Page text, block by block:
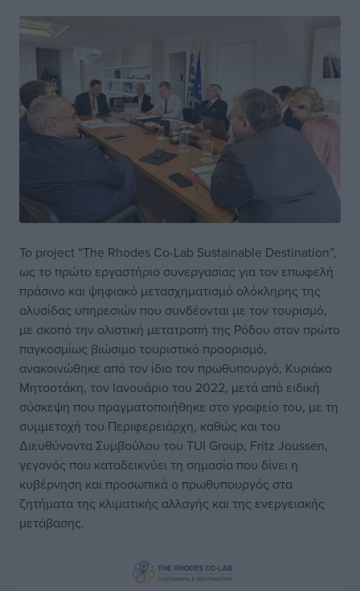
Το project “The Rhodes Co-Lab Sustainable Destination”,
ως το πρώτο εργαστήριο συνεργασίας για τον επωφελή
πράσινο και ψηφιακό μετασχηματισμό ολόκληρης της
αλυσίδας υπηρεσιών που συνδέονται με τον τουρισμό,
με σκοπό την ολιστική μετατροπή της Ρόδου στον πρώτο
παγκοσμίως βιώσιμο τουριστικό προορισμό,
ανακοινώθηκε από τον ίδιο τον πρωθυπουργό, Κυριάκο
Μητσοτάκη, τον Ιανουάριο του 2022, μετά από ειδική
σύσκεψη που πραγματοποιήθηκε στο γραφείο του, με τη
συμμετοχή του Περιφερειάρχη, καθώς και του
Διευθύνοντα Συμβούλου του TUI Group, Fritz Joussen,
γεγονός που καταδεικνύει τη σημασία που δίνει η
κυβέρνηση και προσωπικά ο πρωθυπουργός στα
ζητήματα της κλιματικής αλλαγής και της ενεργειακής
μετάβασης.